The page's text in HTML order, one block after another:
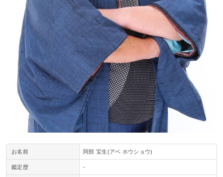
お名前 阿部 宝生(アベ ホウショウ)
鑑定歴 -